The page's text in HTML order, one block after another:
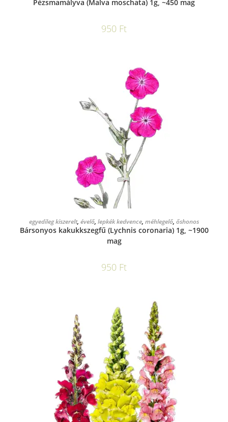
Pézsmamályva (Malva moschata) 1g, ~450 mag
950 Ft
KOSÁRBA TESZEM
egyedileg kiszerelt, évelő, lepkék kedvence, méhlegelő, őshonos
Bársonyos kakukkszegfű (Lychnis coronaria) 1g, ~1900
mag
950 Ft